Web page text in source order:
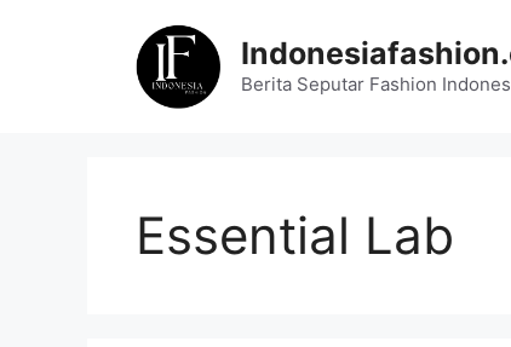
Berita Seputar Fashion
Essential Lab